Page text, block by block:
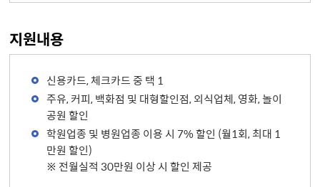
지원내용
신용카드, 체크카드 중 택 1
주유, 커피, 백화점 및 대형할인점, 외식업체, 영화, 놀이
공원 할인
학원업종 및 병원업종 이용 시 7% 할인 (월1회, 최대 1
만원 할인)
※ 전월실적 30만원 이상 시 할인 제공